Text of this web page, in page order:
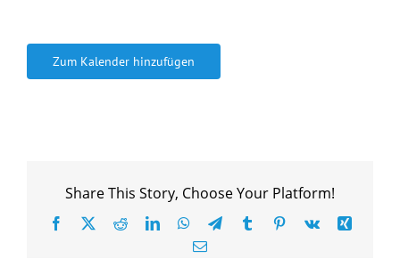
Zum Kalender hinzufügen
Share This Story, Choose Your Platform!
Facebook
X RedditLinkedInWhatsApp
TelegramTumblrPinterest
Vk
Xing
E-